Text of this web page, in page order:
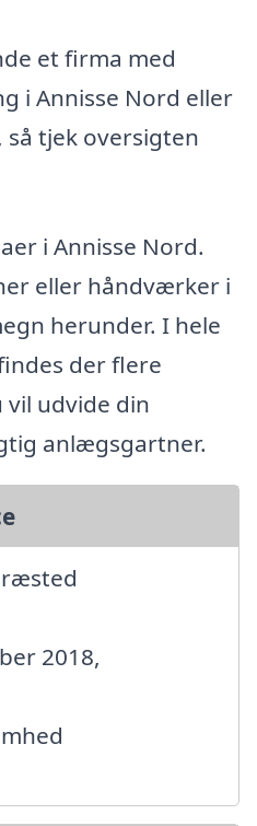
et firma med
i Annisse Nord eller
så tjek oversigten
i Annisse Nord.
eller håndværker i
herunder. I hele
der flere
vil udvide din
anlægsgartner.
2018,